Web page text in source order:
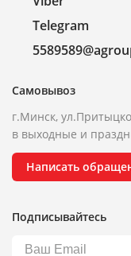
Telegram
Самовывоз
г.Минск,
в выходные и
Написать
Подписывайтесь